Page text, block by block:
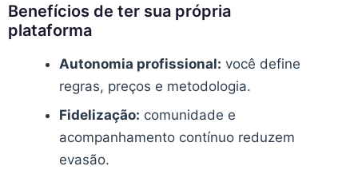
Benefícios de ter sua própria
plataforma
Autonomia profissional: você define
regras, preços e metodologia.
Fidelização: comunidade e
acompanhamento contínuo reduzem
evasão.